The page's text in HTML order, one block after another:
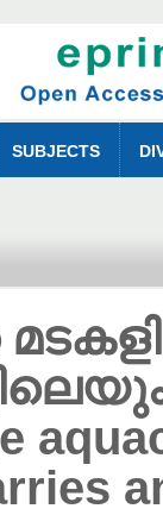
SUBJECTS